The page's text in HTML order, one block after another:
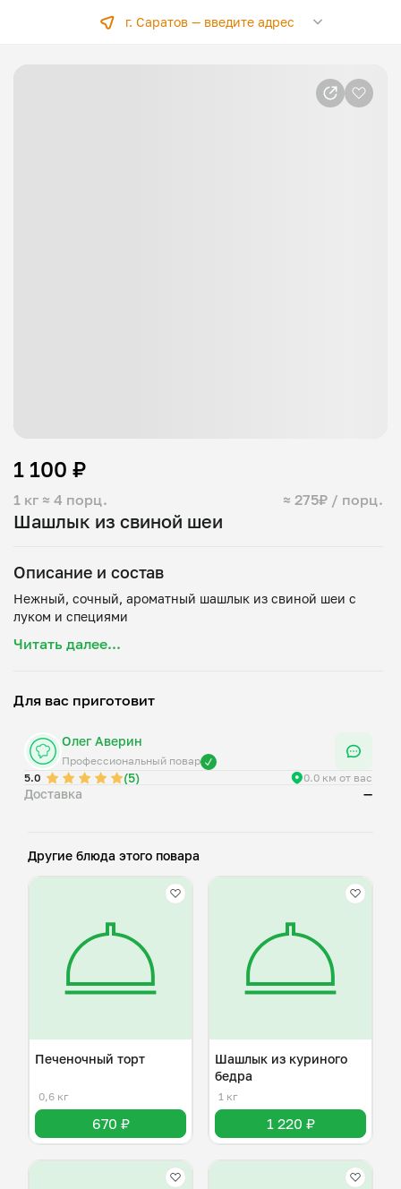
г. Саратов —введите адрес
Шашлык из свиной шеи
1 кг ≈ 4 порц. ≈ 275₽ / порц.
1 100 ₽
Описание и состав
Нежный, сочный, ароматный шашлык из свиной шеи с
Читать далее...
Для вас приготовит
Олег Аверин
Профессиональный повар
5.0
(5) 0.0 км от вас
Доставка —
Другие блюда этого повара
Печеночный торт
0,6 кг
670 ₽
Шашлык из куриного
бедра
1 кг
1 220 ₽